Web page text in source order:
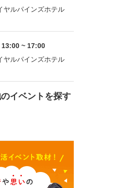
ヤルパインズホテル
13:00 ~ 17:00
ヤルパインズホテル
イベントを探す